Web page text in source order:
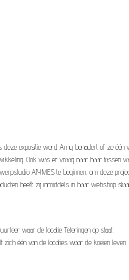
deze expositie werd Amy benadert of ze één
Ook was er vraag naar haar tassen
AIYMES te beginnen, om deze
heeft zij inmiddels in haar webshop
waar de locatie Teteringen op staat.
één van de locaties waar de koeien leven.